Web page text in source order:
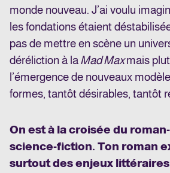
monde nouveau. J’ai voulu
les fondations étaient
pas de mettre en scène un
déréliction à laMad Maxmais
l’émergence de nouveaux
formes, tantôt désirables, tantôt
On est à la croisée du
science-fiction. Ton roman
surtout des enjeux